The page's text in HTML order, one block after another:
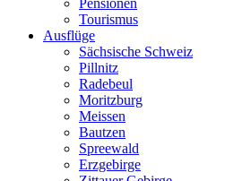
Pensionen
Tourismus
Ausflüge
Sächsische Schweiz
Pillnitz
Radebeul
Moritzburg
Meissen
Bautzen
Spreewald
Erzgebirge